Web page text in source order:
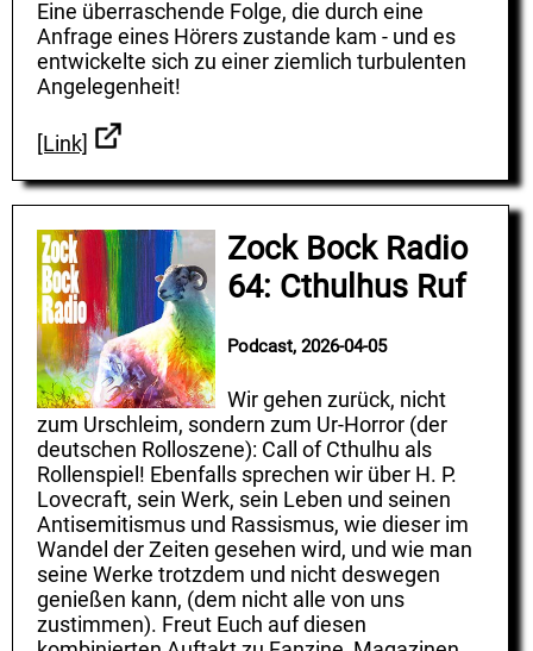
Eine überraschende Folge, die durch eine
Anfrage eines Hörers zustande kam - und es
entwickelte sich zu einer ziemlich turbulenten
Angelegenheit!
[Link]
Zock Bock Radio
64: Cthulhus Ruf
Podcast, 2026-04-05
Wir gehen zurück, nicht
zum Urschleim, sondern zum Ur-Horror (der
deutschen Rolloszene): Call of Cthulhu als
Rollenspiel! Ebenfalls sprechen wir über H. P.
Lovecraft, sein Werk, sein Leben und seinen
Antisemitismus und Rassismus, wie dieser im
Wandel der Zeiten gesehen wird, und wie man
seine Werke trotzdem und nicht deswegen
genießen kann, (dem nicht alle von uns
zustimmen). Freut Euch auf diesen